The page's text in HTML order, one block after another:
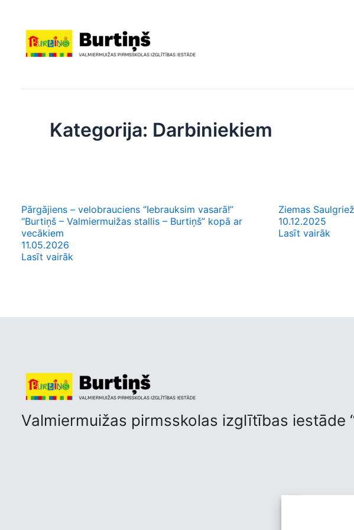
content
Kategorija: Darbiniekiem
Pārgājiens – velobrauciens “Iebrauksim vasarā!”
“Burtiņš – Valmiermuižas stallis – Burtiņš” kopā ar
vecākiem
11.05.2026
Lasīt vairāk
Ziemas
10.12.2025
Lasīt vairāk
Valmiermuižas pirmsskolas izglītības iestāde